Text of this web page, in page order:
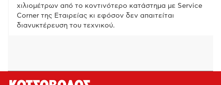
χιλιομέτρων από το κοντινότερο κατάστημα με Service
Corner της Εταιρείας κι εφόσον δεν απαιτείται
διανυκτέρευση του τεχνικού.